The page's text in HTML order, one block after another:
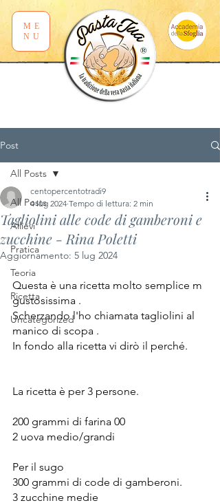
ME
NU
Post
All Posts
Allievi
Pratica
Teoria
Ricetta
Uncategorized
All Posts
Tagliolini alle code di gamberoni e
zucchine - Rina Poletti
centopercentotradi9
4 lug 2024 Tempo di lettura: 2 min
Aggiornamento: 5 lug 2024
Questa è una ricetta molto semplice m
gustosissima .
Scherzando l'ho chiamata tagliolini al
manico di scopa .
In fondo alla ricetta vi dirò il perché.
La ricetta è per 3 persone.
200 grammi di farina 00
2 uova medio/grandi
Per il sugo
300 grammi di code di gamberoni.
3 zucchine medie